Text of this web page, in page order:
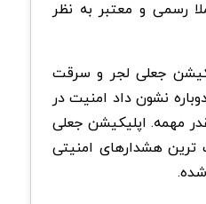
رسمی و معتبر به نظر
جعلی لجر و سرقت
دوباره نشون داد امنیت در
مهمه. اپلیکیشن جعلی
ترین هشدارهای امنیتی
شده.